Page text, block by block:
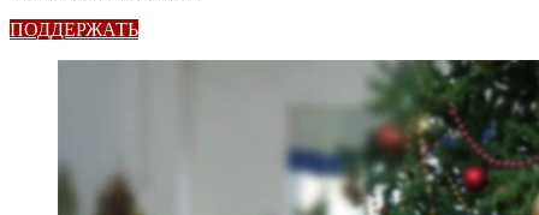
ПОДДЕРЖАТЬ